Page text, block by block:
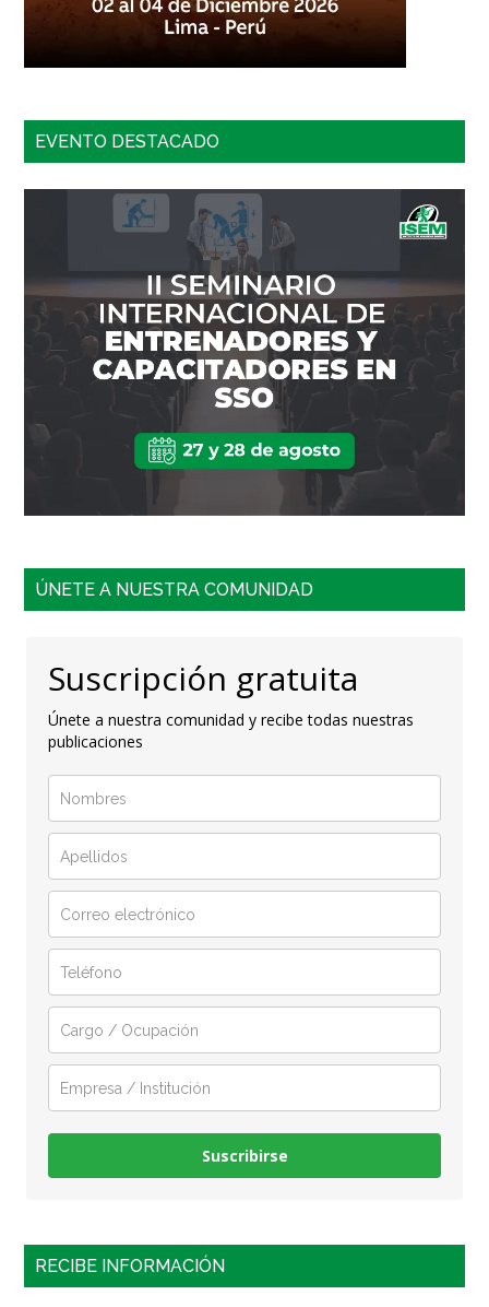
EVENTO DESTACADO
ÚNETE A NUESTRA COMUNIDAD
Suscripción gratuita
Únete a nuestra comunidad y recibe todas nuestras
publicaciones
Suscribirse
RECIBE INFORMACIÓN